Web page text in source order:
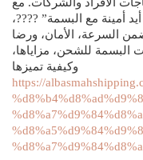
أمينة مع البسمة” ????،
السرعة، الأمان، ورضا
البسمة للشحن، مزاياها،
وكيفية تميزها
https://